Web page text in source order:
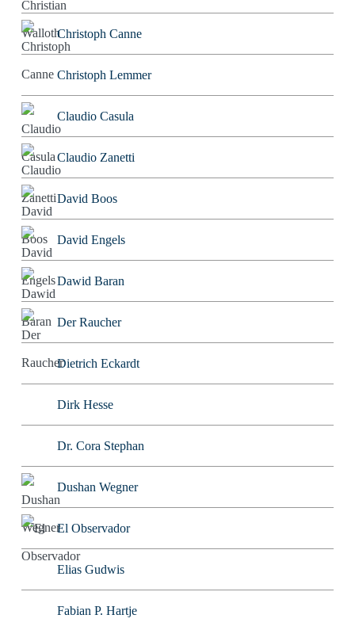
Christoph Canne
Christoph Lemmer
Claudio Casula
Claudio Zanetti
David Boos
David Engels
Dawid Baran
Der Raucher
Dietrich Eckardt
Dirk Hesse
Dr. Cora Stephan
Dushan Wegner
El Observador
Elias Gudwis
Fabian P. Hartje